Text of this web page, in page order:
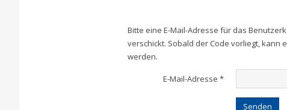
Bitte eine E-Mail-Adresse für das
verschickt. Sobald der Code vorliegt,
werden.
E-Mail-Adresse *
Senden